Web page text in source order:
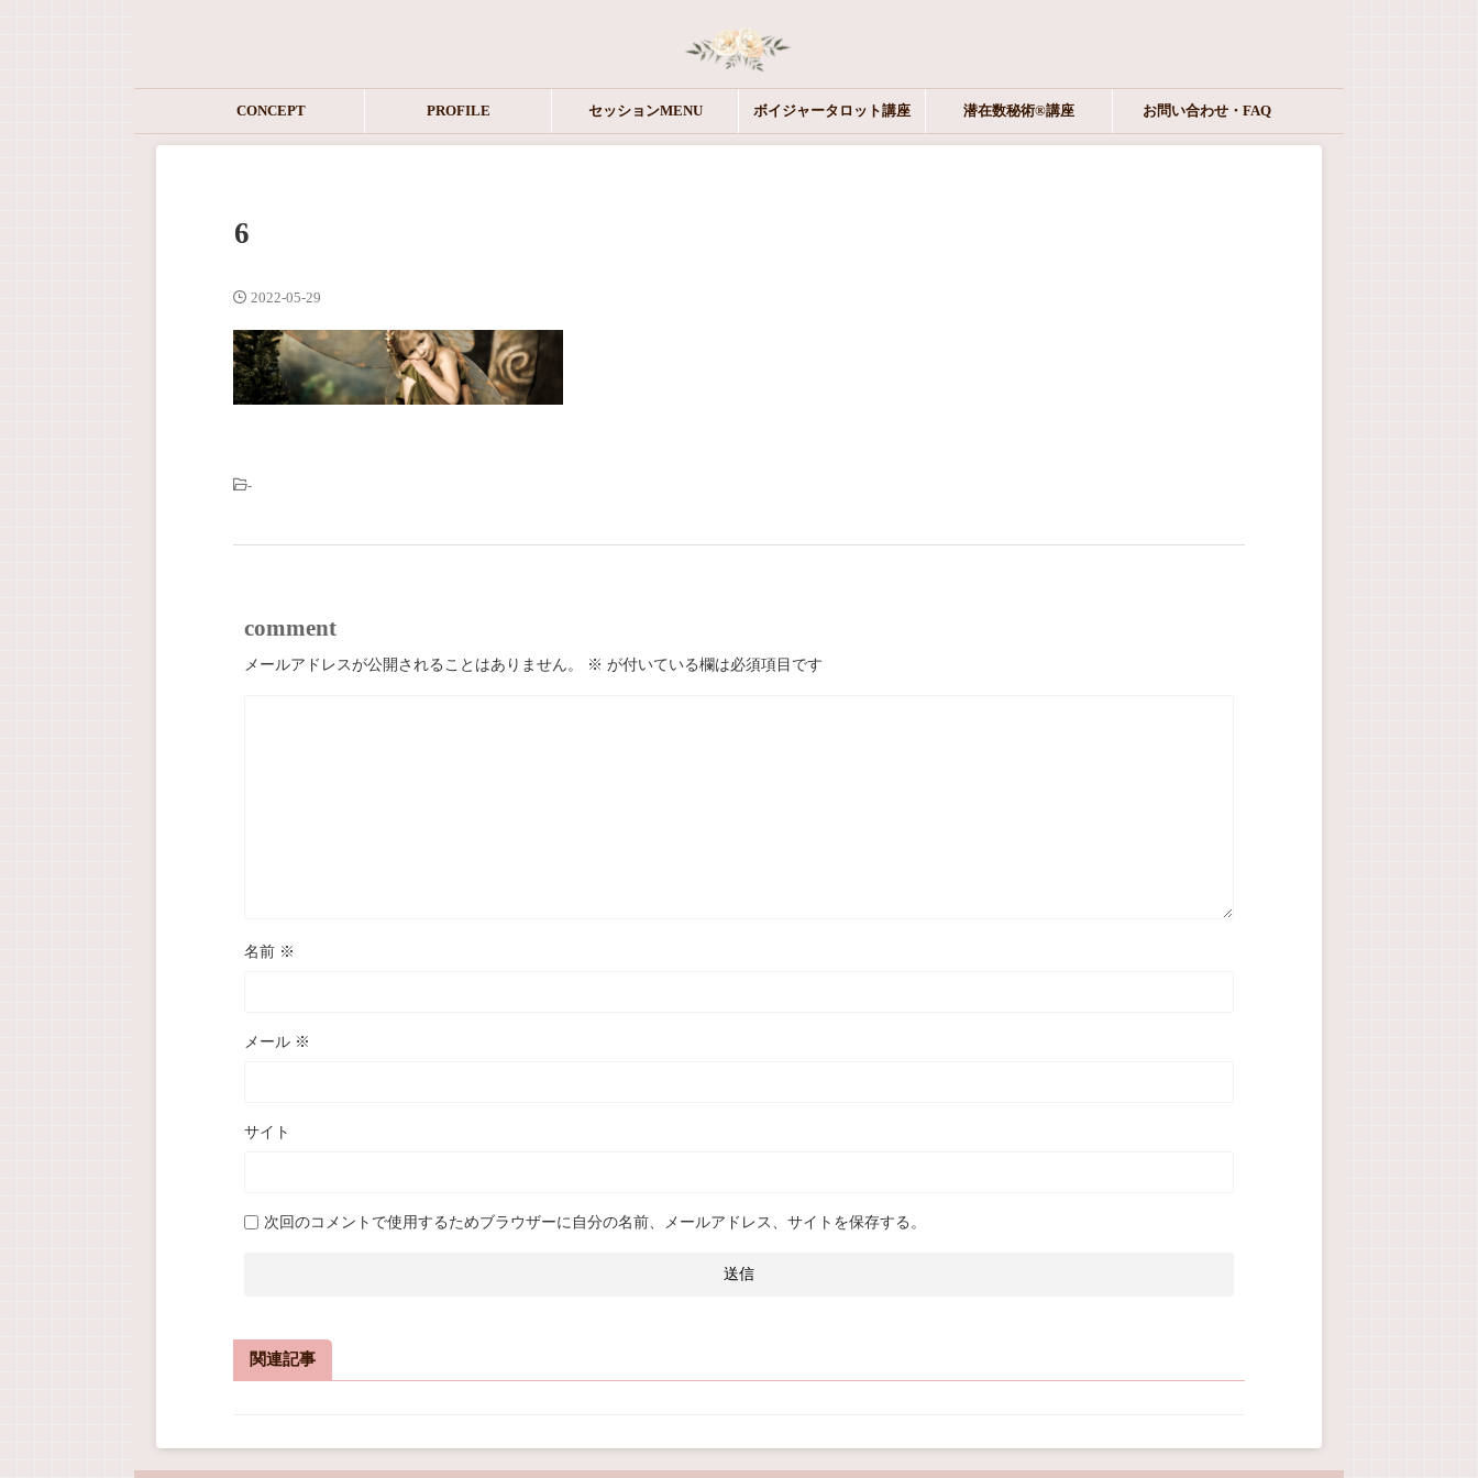
CONCEPT PROFILE セッションMENU ボイジャータロット講座 潜在数秘術®︎講座 お問い合わせ・FAQ
6
2022-05-29
-
comment
メールアドレスが公開されることはありません。 ※ が付いている欄は必須項目です
名前 ※
メール ※
サイト
次回のコメントで使用するためブラウザーに自分の名前、メールアドレス、サイトを保存する。
関連記事